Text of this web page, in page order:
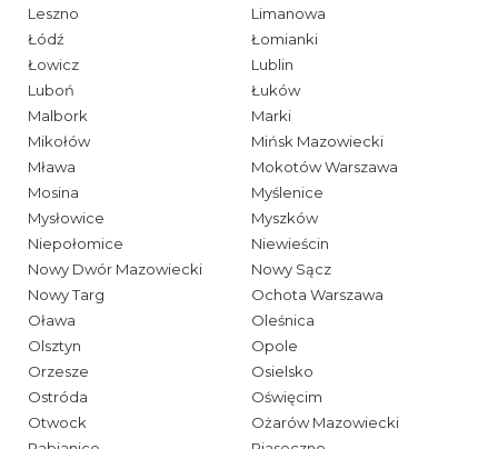
Leszno
Limanowa
Łódź
Łomianki
Łowicz
Lublin
Luboń
Łuków
Malbork
Marki
Mikołów
Mińsk Mazowiecki
Mława
Mokotów Warszawa
Mosina
Myślenice
Mysłowice
Myszków
Niepołomice
Niewieścin
Nowy Dwór Mazowiecki
Nowy Sącz
Nowy Targ
Ochota Warszawa
Oława
Oleśnica
Olsztyn
Opole
Orzesze
Osielsko
Ostróda
Oświęcim
Otwock
Ożarów Mazowiecki